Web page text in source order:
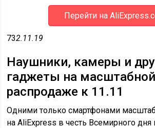
Перейти на
732.11.19
Наушники, камеры и
гаджеты на масштабной
распродаже к 11.11
Одними только смартфонами
на AliExpress в честь Всемирного